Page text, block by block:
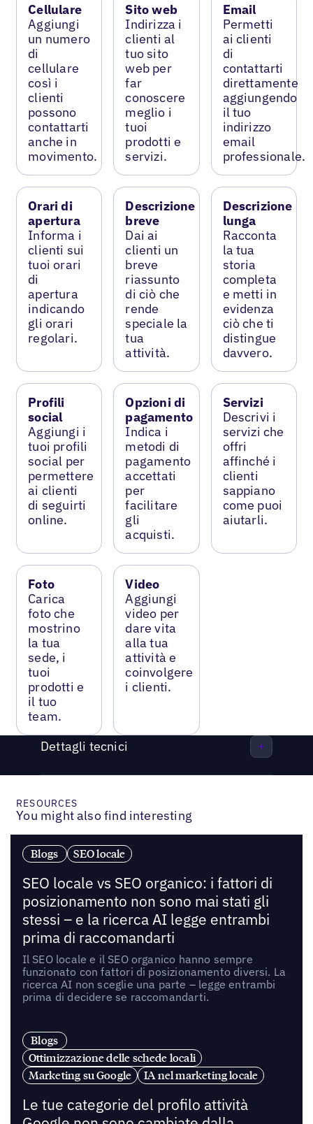
Cellulare
Aggiungi
un numero
di
cellulare
così i
clienti
possono
contattarti
anche in
movimento.
Sito web
Indirizza i
clienti al
tuo sito
web per
far
conoscere
meglio i
tuoi
prodotti e
servizi.
Email
Permetti
ai clienti
di
contattarti
direttamente
aggiungendo
il tuo
indirizzo
email
professionale.
Orari di
apertura
Informa i
clienti sui
tuoi orari
di
apertura
indicando
gli orari
regolari.
Descrizione
breve
Dai ai
clienti un
breve
riassunto
di ciò che
rende
speciale la
tua
attività.
Descrizione
lunga
Racconta
la tua
storia
completa
e metti in
evidenza
ciò che ti
distingue
davvero.
Profili
social
Aggiungi i
tuoi profili
social per
permettere
ai clienti
di seguirti
online.
Opzioni di
pagamento
Indica i
metodi di
pagamento
accettati
per
facilitare
gli
acquisti.
Servizi
Descrivi i
servizi che
offri
affinché i
clienti
sappiano
come puoi
aiutarli.
Foto
Carica
foto che
mostrino
la tua
sede, i
tuoi
prodotti e
il tuo
team.
Video
Aggiungi
video per
dare vita
alla tua
attività e
coinvolgere
i clienti.
Dettagli tecnici
RESOURCES
You might also find interesting
Blogs SEO locale
SEO locale vs SEO organico: i fattori di
posizionamento non sono mai stati gli
stessi – e la ricerca AI legge entrambi
prima di raccomandarti
Il SEO locale e il SEO organico hanno sempre
funzionato con fattori di posizionamento diversi. La
ricerca AI non sceglie una parte – legge entrambi
prima di decidere se raccomandarti.
Blogs
Ottimizzazione delle schede locali
Marketing su Google
IA nel marketing locale
Le tue categorie del profilo attività